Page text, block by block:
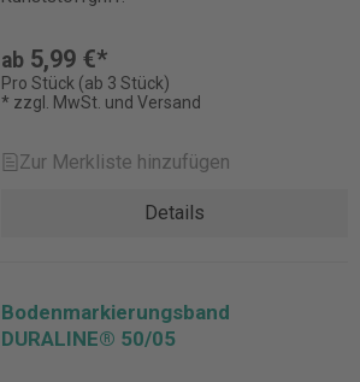
ab 5,99 €*
Pro Stück (ab 3 Stück)
* zzgl. MwSt. und Versand
Zur Merkliste hinzufügen
Details
Bodenmarkierungsband
DURALINE® 50/05